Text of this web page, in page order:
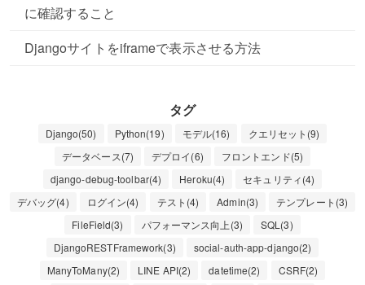
に確認すること
Djangoサイトをiframeで表示させる方法
タグ
Django(50) Python(19) モデル(16)
クエリセット(9)
データベース(7)
デプロイ(6)
フロントエンド(5)
django-debug-toolbar(4)
Heroku(4)
セキュリティ(4)
デバッグ(4)
ログイン(4) テスト(4) Admin(3)
テンプレート(3)
FileField(3)
パフォーマンス向上(3)
SQL(3)
DjangoRESTFramework(3)
social-auth-app-django(2)
ManyToMany(2)
LINE API(2) datetime(2)
CSRF(2)